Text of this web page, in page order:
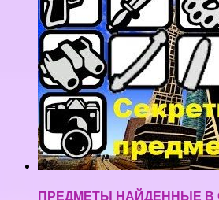
ПРЕДМЕТЫ НАЙДЕННЫЕ В